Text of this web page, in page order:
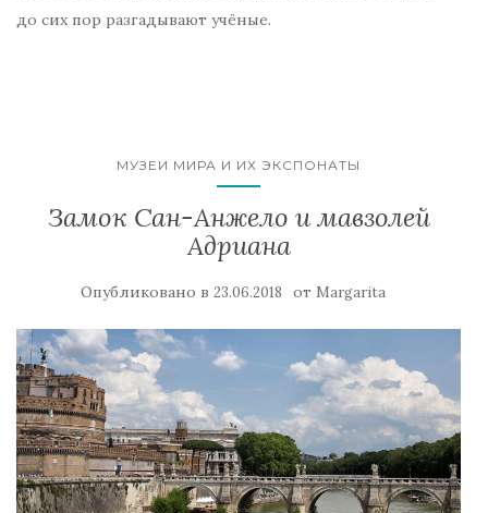
до сих пор разгадывают учёные.
МУЗЕИ МИРА И ИХ ЭКСПОНАТЫ
Замок Сан-Анжело и мавзолей
Адриана
Опубликовано в 23.06.2018 от Margarita